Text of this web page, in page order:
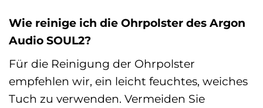
Wie reinige ich die Ohrpolster des Argon
Audio SOUL2?
Für die Reinigung der Ohrpolster
empfehlen wir, ein leicht feuchtes, weiches
Tuch zu verwenden. Vermeiden Sie